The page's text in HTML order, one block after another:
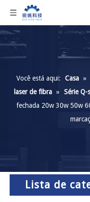
Você está aqui: Casa »
laser de fibra » Série Q-
fechada 20w 30w 50w
Lista de